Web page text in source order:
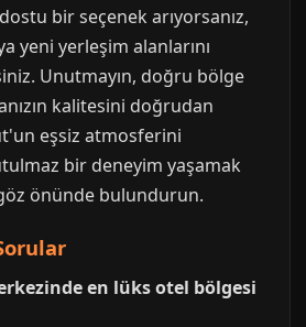
bir seçenek arıyorsanız,
yeni yerleşim alanlarını
Unutmayın, doğru bölge
kalitesini doğrudan
eşsiz atmosferini
bir deneyim yaşamak
önünde bulundurun.
en lüks otel bölgesi